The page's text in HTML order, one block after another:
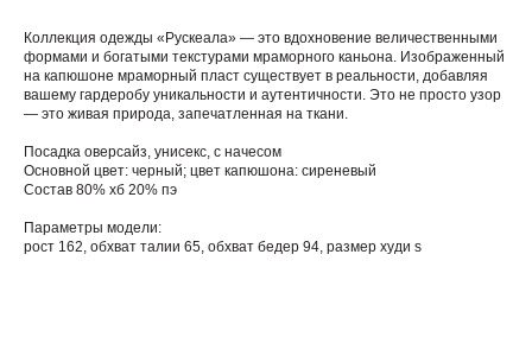
Коллекция одежды «Рускеала» — это вдохновение величественными
формами и богатыми текстурами мраморного каньона. Изображенный
на капюшоне мраморный пласт существует в реальности, добавляя
вашему гардеробу уникальности и аутентичности. Это не просто узор
— это живая природа, запечатленная на ткани.
Посадка оверсайз, унисекс, с начесом
Основной цвет: черный; цвет капюшона: сиреневый
Состав 80% хб 20% пэ
Параметры модели:
рост 162, обхват талии 65, обхват бедер 94, размер худи s